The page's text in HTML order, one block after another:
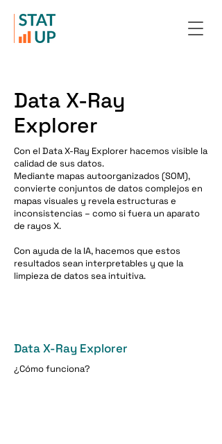
Data X-Ray
Explorer
Con el Data X-Ray Explorer hacemos visible la
calidad de sus datos.
Mediante mapas autoorganizados (SOM),
convierte conjuntos de datos complejos en
mapas visuales y revela estructuras e
inconsistencias – como si fuera un aparato
de rayos X.
Con ayuda de la IA, hacemos que estos
resultados sean interpretables y que la
limpieza de datos sea intuitiva.
Data X-Ray Explorer
¿Cómo funciona?